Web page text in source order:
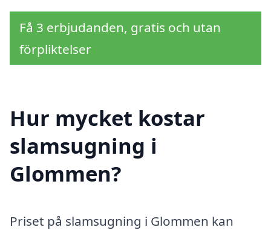
Få 3 erbjudanden, gratis och utan
förpliktelser
Hur mycket kostar
slamsugning i
Glommen?
Priset på slamsugning i Glommen kan